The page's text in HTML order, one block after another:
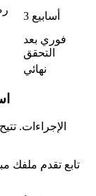
3 أسابيع
فوري بعد
التحقق
نهائي
تابع تقدم ملفك